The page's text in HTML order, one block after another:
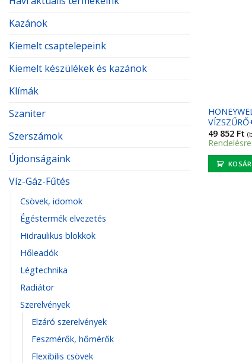
Kazánok
Kiemelt csaptelepeink
Kiemelt készülékek és kazánok
Klímák
Szaniter
Szerszámok
Újdonságaink
Víz-Gáz-Fűtés
Csövek, idomok
Égéstermék elvezetés
Hidraulikus blokkok
Hőleadók
Légtechnika
Radiátor
Szerelvények
Elzáró szerelvények
Feszmérők, hőmérők
Flexibilis csövek
49 852 Ft
Rendelésre